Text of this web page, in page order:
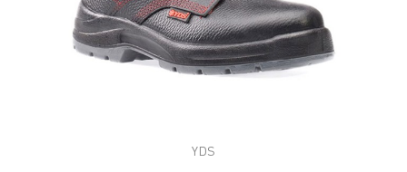
YDS